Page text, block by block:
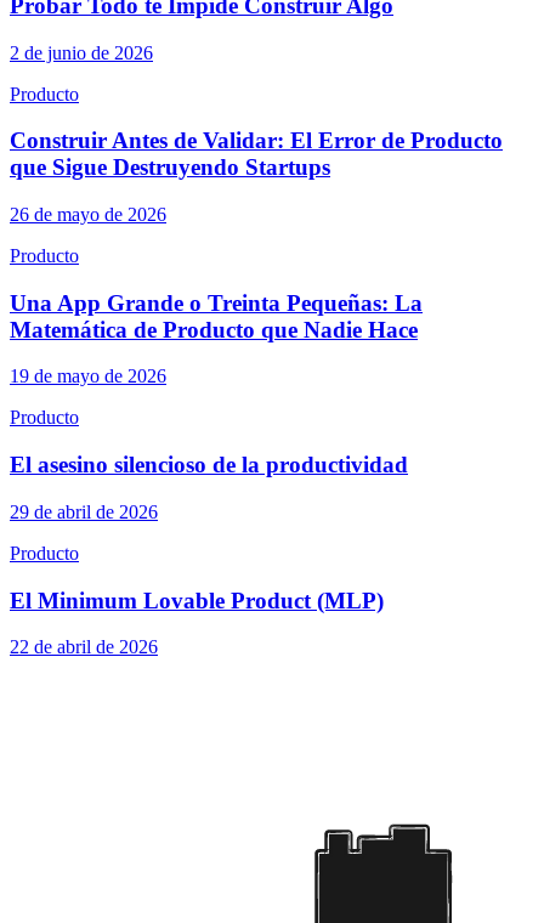
Probar Todo te Impide Construir Algo
2 de junio de 2026
Producto
Construir Antes de Validar: El Error de Producto
que Sigue Destruyendo Startups
26 de mayo de 2026
Producto
Una App Grande o Treinta Pequeñas: La
Matemática de Producto que Nadie Hace
19 de mayo de 2026
Producto
El asesino silencioso de la productividad
29 de abril de 2026
Producto
El Minimum Lovable Product (MLP)
22 de abril de 2026